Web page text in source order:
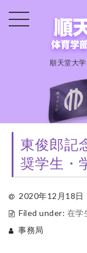
順天堂大
東俊郎記
奨学生・
2020年12月18日
Filed under: 在学
事務局